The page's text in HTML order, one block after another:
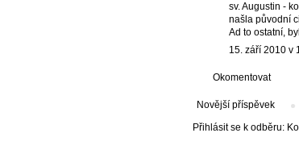
sv. Augustin -
našla původní
Ad to ostatní,
15. září 2010 v
Okomentovat
Novější příspěvek
Přihlásit se k odběru: